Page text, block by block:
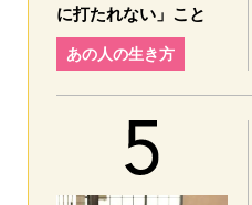
に打たれない」こと
あの人の生き方